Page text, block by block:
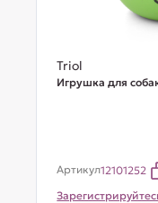
Triol
Игрушка для
Артикул12101252